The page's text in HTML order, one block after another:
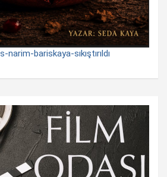
bariskaya-sıkıştırıldı